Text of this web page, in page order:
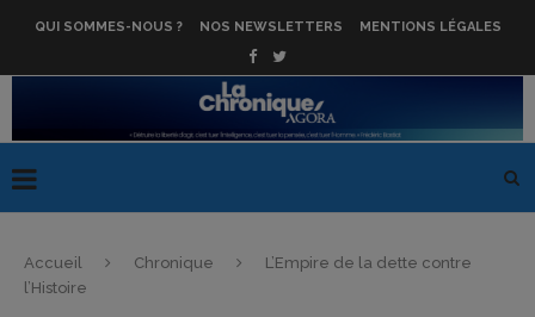
QUI SOMMES-NOUS ? NOS NEWSLETTERS MENTIONS LÉGALES
Accueil Chronique
L’Empire de la dette contre
l’Histoire